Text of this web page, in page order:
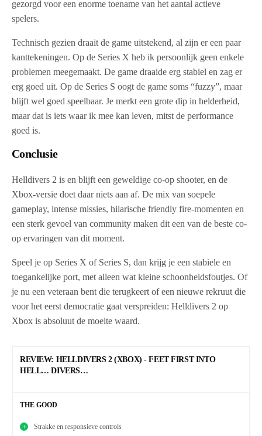
gezorgd voor een enorme toename van het aantal actieve
spelers.
Technisch gezien draait de game uitstekend, al zijn er een paar
kanttekeningen. Op de Series X heb ik persoonlijk geen enkele
problemen meegemaakt. De game draaide erg stabiel en zag er
erg goed uit. Op de Series S oogt de game soms “fuzzy”, maar
blijft wel goed speelbaar. Je merkt een grote dip in helderheid,
maar dat is iets waar ik mee kan leven, mitst de performance
goed is.
Conclusie
Helldivers 2 is en blijft een geweldige co-op shooter, en de
Xbox-versie doet daar niets aan af. De mix van soepele
gameplay, intense missies, hilarische friendly fire-momenten en
een sterk gevoel van community maken dit een van de beste co-
op ervaringen van dit moment.
Speel je op Series X of Series S, dan krijg je een stabiele en
toegankelijke port, met alleen wat kleine schoonheidsfoutjes. Of
je nu een veteraan bent die terugkeert of een nieuwe rekruut die
voor het eerst democratie gaat verspreiden: Helldivers 2 op
Xbox is absoluut de moeite waard.
REVIEW: HELLDIVERS 2 (XBOX) - FEET FIRST INTO
HELL… DIVERS…
THE GOOD
Strakke en responsieve controls